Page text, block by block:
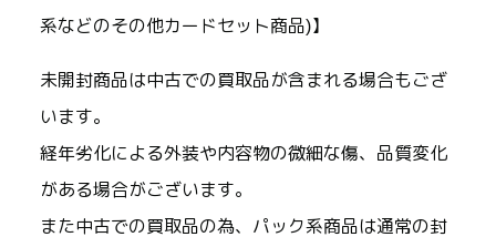
系などのその他カードセット商品)】
未開封商品は中古での買取品が含まれる場合もござ
います。
経年劣化による外装や内容物の微細な傷、品質変化
がある場合がございます。
また中古での買取品の為、パック系商品は通常の封